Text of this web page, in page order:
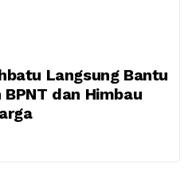
Langsung Bantu
dan Himbau